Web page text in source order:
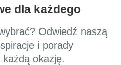
dla każdego
Odwiedź naszą
i porady
okazję.